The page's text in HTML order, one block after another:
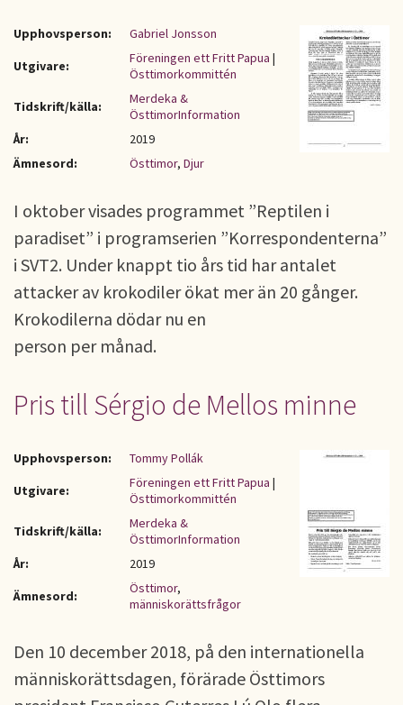
Upphovsperson:
Gabriel Jonsson
Utgivare:
Föreningen ett Fritt Papua |
Östtimorkommittén
Tidskrift/källa:
Merdeka &
ÖsttimorInformation
År:
2019
Ämnesord:
Östtimor, Djur
I oktober visades programmet ”Reptilen i
paradiset” i programserien ”Korrespondenterna”
i SVT2. Under knappt tio års tid har antalet
attacker av krokodiler ökat mer än 20 gånger.
Krokodilerna dödar nu en
person per månad.
Pris till Sérgio de Mellos minne
Upphovsperson:
Tommy Pollák
Utgivare:
Föreningen ett Fritt Papua |
Östtimorkommittén
Tidskrift/källa:
Merdeka &
ÖsttimorInformation
År:
2019
Ämnesord:
Östtimor,
människorättsfrågor
Den 10 december 2018, på den internationella
människorättsdagen, förärade Östtimors